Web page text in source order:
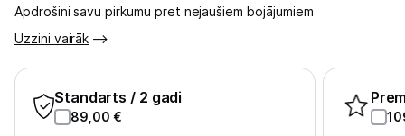
Tehnikas izvešana
Uzņēmumiem
Apdrošini savu pirkumu pret nejaušiem bojājumiem
Uzzini vairāk
Standarts / 2 gadi
89,00 €